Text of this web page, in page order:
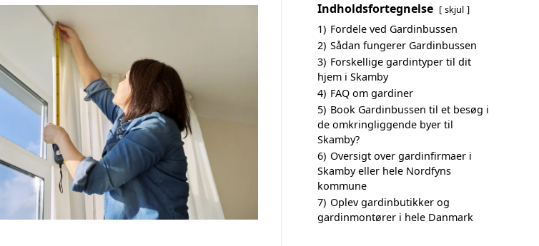
Indholdsfortegnelse skjul
1) Fordele ved Gardinbussen
2) Sådan fungerer Gardinbussen
3) Forskellige gardintyper til dit
hjem i Skamby
4) FAQ om gardiner
5) Book Gardinbussen til et besøg i
de omkringliggende byer til
Skamby?
6) Oversigt over gardinfirmaer i
Skamby eller hele Nordfyns
kommune
7) Oplev gardinbutikker og
gardinmontører i hele Danmark